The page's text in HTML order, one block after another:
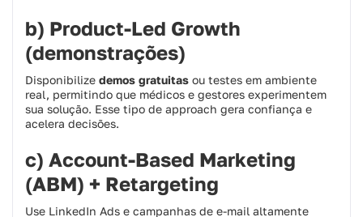
b) Product-Led Growth
(demonstrações)
Disponibilize demos gratuitas ou testes em ambiente
real, permitindo que médicos e gestores experimentem
sua solução. Esse tipo de approach gera confiança e
acelera decisões.
c) Account-Based Marketing
(ABM) + Retargeting
Use LinkedIn Ads e campanhas de e-mail altamente